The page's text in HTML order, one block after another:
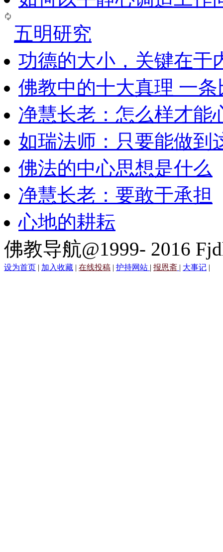
五明研究
功德的大小，关键在于
佛教中的十大真理 一
净慧长老：怎么样才能
如瑞法师：只要能做到
佛法的中心思想是什么
净慧长老：要敢于承担
心地的耕耘
佛教导航@1999- 2016
设为首页 | 加入收藏 | 在线投稿 | 护持网站 | 报恩斋 | 大事记 |